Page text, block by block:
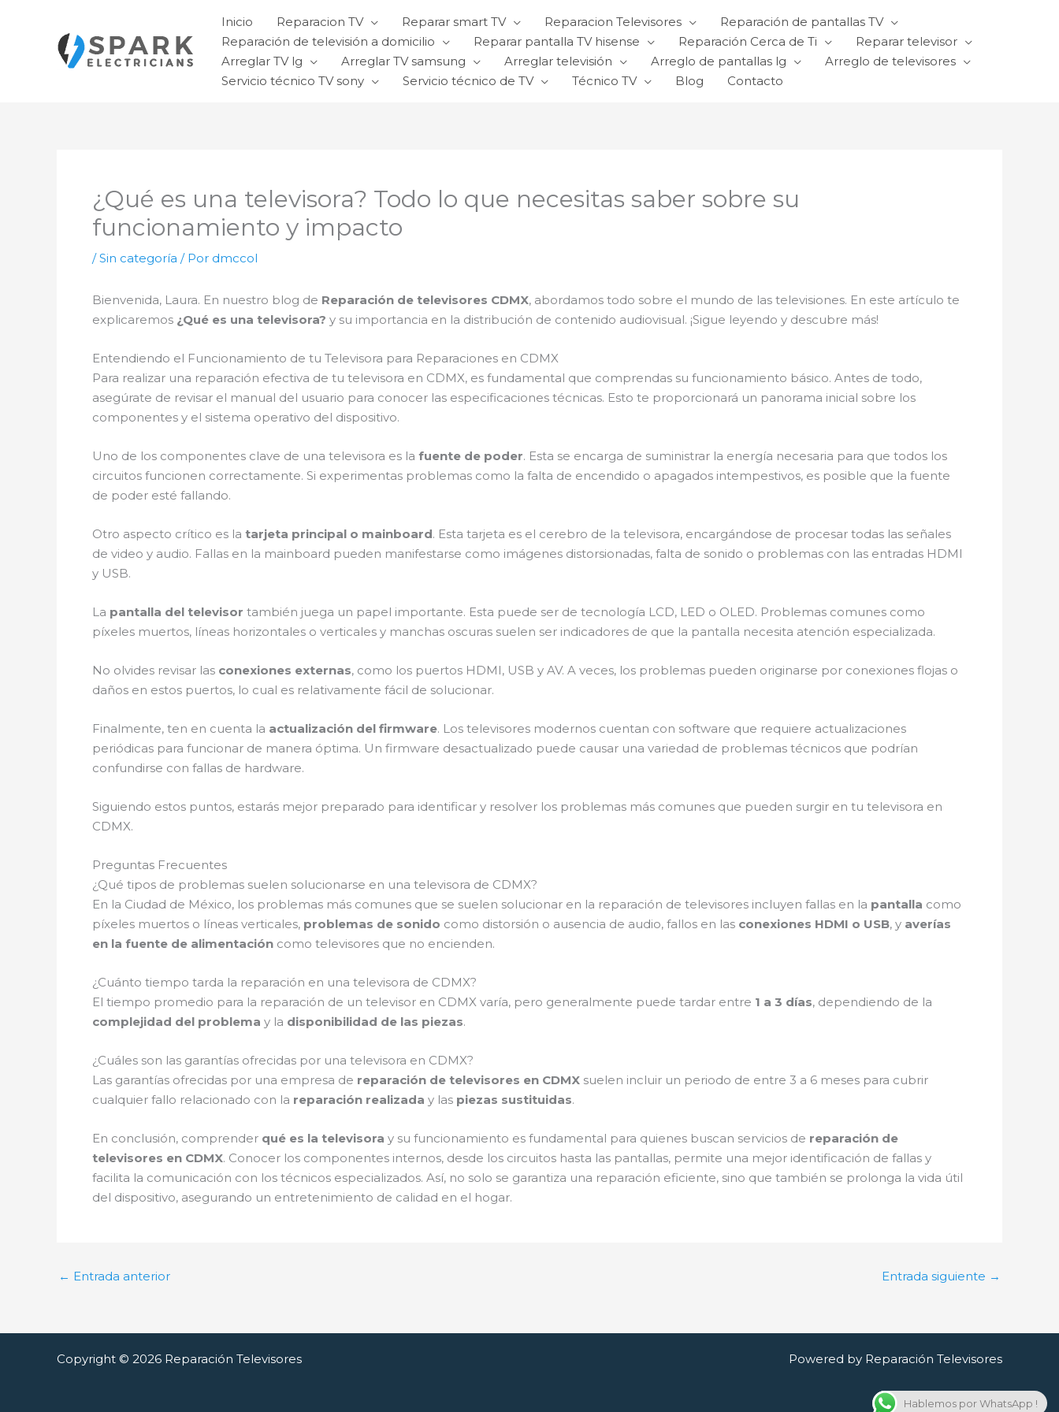
contenido
Inicio Reparacion TV Reparar smart TV Reparacion Televisores
Reparación de pantallas TV
Reparación de televisión a domicilio
Reparar pantalla TV hisense Reparación Cerca de Ti
Reparar televisor
Arreglar TV lg
Arreglar TV samsung Arreglar televisión Arreglo de pantallas lg
Arreglo de televisores
Servicio técnico TV sony
Servicio técnico de TV Técnico TV Blog Contacto
¿Qué es una televisora? Todo lo que necesitas saber sobre su
funcionamiento y impacto
/Sin categoría / Por dmccol
Bienvenida, Laura. En nuestro blog de Reparación de televisores CDMX, abordamos todo sobre el mundo de las televisiones. En este artículo te
explicaremos ¿Qué es una televisora? y su importancia en la distribución de contenido audiovisual. ¡Sigue leyendo y descubre más!
Entendiendo el Funcionamiento de tu Televisora para Reparaciones en CDMX
Para realizar una reparación efectiva de tu televisora en CDMX, es fundamental que comprendas su funcionamiento básico. Antes de todo,
asegúrate de revisar el manual del usuario para conocer las especificaciones técnicas. Esto te proporcionará un panorama inicial sobre los
componentes y el sistema operativo del dispositivo.
Uno de los componentes clave de una televisora es la fuente de poder. Esta se encarga de suministrar la energía necesaria para que todos los
circuitos funcionen correctamente. Si experimentas problemas como la falta de encendido o apagados intempestivos, es posible que la fuente
de poder esté fallando.
Otro aspecto crítico es la tarjeta principal o mainboard. Esta tarjeta es el cerebro de la televisora, encargándose de procesar todas las señales
de video y audio. Fallas en la mainboard pueden manifestarse como imágenes distorsionadas, falta de sonido o problemas con las entradas HDMI
y USB.
La pantalla del televisor también juega un papel importante. Esta puede ser de tecnología LCD, LED o OLED. Problemas comunes como
píxeles muertos, líneas horizontales o verticales y manchas oscuras suelen ser indicadores de que la pantalla necesita atención especializada.
No olvides revisar las conexiones externas, como los puertos HDMI, USB y AV. A veces, los problemas pueden originarse por conexiones flojas o
daños en estos puertos, lo cual es relativamente fácil de solucionar.
Finalmente, ten en cuenta la actualización del firmware. Los televisores modernos cuentan con software que requiere actualizaciones
periódicas para funcionar de manera óptima. Un firmware desactualizado puede causar una variedad de problemas técnicos que podrían
confundirse con fallas de hardware.
Siguiendo estos puntos, estarás mejor preparado para identificar y resolver los problemas más comunes que pueden surgir en tu televisora en
CDMX.
Preguntas Frecuentes
¿Qué tipos de problemas suelen solucionarse en una televisora de CDMX?
En la Ciudad de México, los problemas más comunes que se suelen solucionar en la reparación de televisores incluyen fallas en la pantalla como
píxeles muertos o líneas verticales, problemas de sonido como distorsión o ausencia de audio, fallos en las conexiones HDMI o USB, y averías
en la fuente de alimentación como televisores que no encienden.
¿Cuánto tiempo tarda la reparación en una televisora de CDMX?
El tiempo promedio para la reparación de un televisor en CDMX varía, pero generalmente puede tardar entre 1 a 3 días, dependiendo de la
complejidad del problema y la disponibilidad de las piezas.
¿Cuáles son las garantías ofrecidas por una televisora en CDMX?
Las garantías ofrecidas por una empresa de reparación de televisores en CDMX suelen incluir un periodo de entre 3 a 6 meses para cubrir
cualquier fallo relacionado con la reparación realizada y las piezas sustituidas.
En conclusión, comprender qué es la televisora y su funcionamiento es fundamental para quienes buscan servicios de reparación de
televisores en CDMX. Conocer los componentes internos, desde los circuitos hasta las pantallas, permite una mejor identificación de fallas y
facilita la comunicación con los técnicos especializados. Así, no solo se garantiza una reparación eficiente, sino que también se prolonga la vida útil
del dispositivo, asegurando un entretenimiento de calidad en el hogar.
← Entrada anterior Entrada siguiente →
Copyright © 2026 Reparación Televisores Powered by Reparación Televisores
Hablemos por WhatsApp !